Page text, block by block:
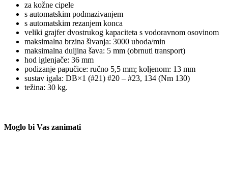
za kožne cipele
s automatskim podmazivanjem
s automatskim rezanjem konca
veliki grajfer dvostrukog kapaciteta s vodoravnom osovinom
maksimalna brzina šivanja: 3000 uboda/min
maksimalna duljina šava: 5 mm (obrnuti transport)
hod iglenjače: 36 mm
podizanje papučice: ručno 5,5 mm; koljenom: 13 mm
sustav igala: DB×1 (#21) #20 – #23, 134 (Nm 130)
težina: 30 kg.
Moglo bi Vas zanimati